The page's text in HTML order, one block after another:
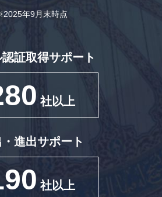
年9月末時点
証取得サポート
社以上
進出サポート
社以上